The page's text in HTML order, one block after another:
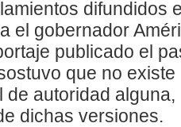
difundidos
el gobernador
publicado el
que no
de autoridad
dichas versiones.